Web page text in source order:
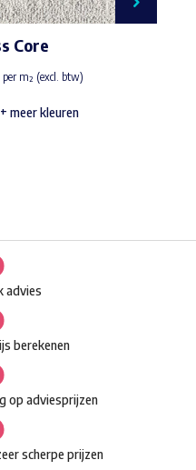
Core
per m² (excl. btw)
+ meer kleuren
advies
berekenen
op adviesprijzen
scherpe prijzen